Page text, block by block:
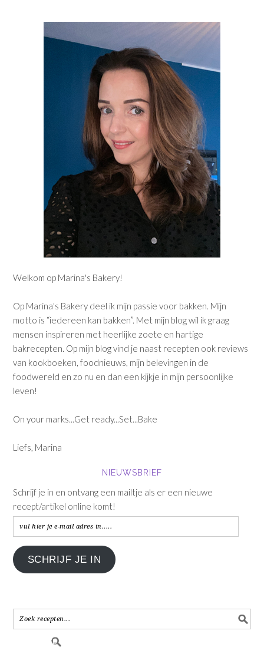
Welkom op Marina's Bakery!
Op Marina's Bakery deel ik mijn passie voor bakken. Mijn
motto is “iedereen kan bakken”. Met mijn blog wil ik graag
mensen inspireren met heerlijke zoete en hartige
bakrecepten. Op mijn blog vind je naast recepten ook reviews
van kookboeken, foodnieuws, mijn belevingen in de
foodwereld en zo nu en dan een kijkje in mijn persoonlijke
leven!
On your marks...Get ready...Set...Bake
Liefs, Marina
NIEUWSBRIEF
Schrijf je in en ontvang een mailtje als er een nieuwe
recept/artikel online komt!
vul
hier
je
e-
in.....
SCHRIJF JE IN